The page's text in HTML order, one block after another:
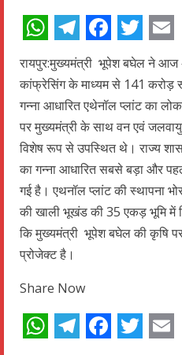
WhatsApp
Telegram
रायपुर:मुख्यमंत्री भूपेश बघेल ने आज
कांफ्रेसिंग के माध्यम से 141 करोड़
गन्ना आधारित एथेनॉल प्लांट का
पर मुख्यमंत्री के साथ वन एवं जलवायु
विशेष रूप से उपस्थित थे। राज्य
का गन्ना आधारित सबसे बड़ा और
गई है। एथनॉल प्लांट की स्थापना
की खाली भूखंड की 35 एकड़ भूमि में
कि मुख्यमंत्री भूपेश बघेल की कृषि
प्रोजेक्ट है।
Share Now